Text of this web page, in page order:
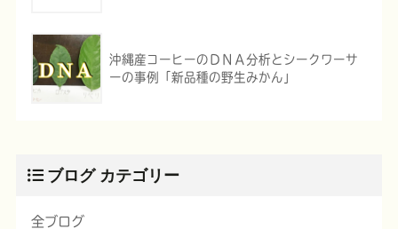
沖縄産コーヒーのＤＮＡ分析とシークワーサ
ーの事例「新品種の野生みかん」
ブログ カテゴリー
全ブログ